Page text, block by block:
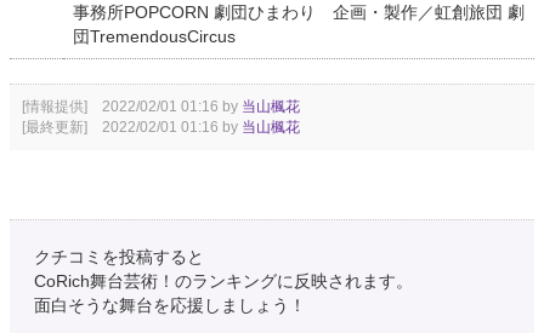
事務所POPCORN 劇団ひまわり 企画・製作／虹創旅団 劇
団TremendousCircus
[情報提供] 2022/02/01 01:16 by 当山楓花
[最終更新] 2022/02/01 01:16 by 当山楓花
クチコミを投稿すると
CoRich舞台芸術！のランキングに反映されます。
面白そうな舞台を応援しましょう！